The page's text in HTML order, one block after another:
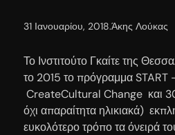
31 Ιανουαρίου, 2018.Άκης Λούκας
Το Ινστιτούτο Γκαίτε της
το 2015 το πρόγραμμα START
CreateCultural Change και
όχι απαραίτητα ηλικιακά)
ευκολότερο τρόπο τα όνειρά